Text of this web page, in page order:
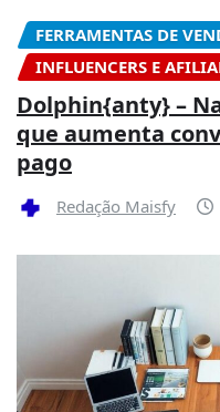
FERRAMENTAS DE
INFLUENCERS E
Dolphin{anty} –
que aumenta
pago
Redação Maisfy